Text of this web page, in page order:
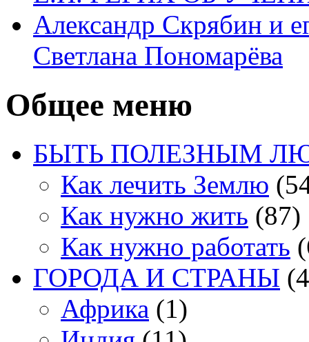
Александр Скрябин и
Светлана Пономарёва
Общее меню
БЫТЬ ПОЛЕЗНЫМ
Как лечить Землю
Как нужно жить (87)
Как нужно работать
ГОРОДА И СТРАНЫ
Африка (1)